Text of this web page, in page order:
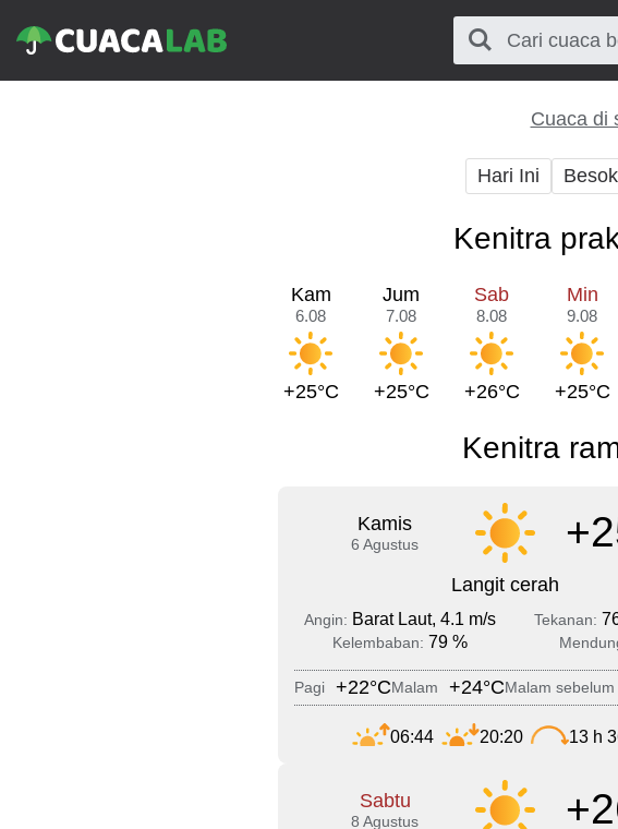
Cuaca di
Hari Ini Besok
Kenitra
Kam
6.08
+25°C
Jum
7.08
+25°C
Sab
8.08
+26°C
Min
9.08
+25°C
Kenitra
Kamis
6 Agustus
Langit cerah
Angin: Barat Laut, 4.1 m/s Tekanan:
Kelembaban: 79 %
Pagi +22°CMalam +24°CMalam
06:44 20:20 13 h
Sabtu
8 Agustus